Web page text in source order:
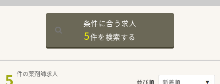
条件に合う求人
5件を検索する
件の薬剤師求人